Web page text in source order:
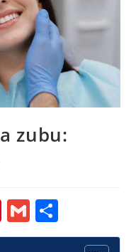
zubu:
Pi
nt
G
m h